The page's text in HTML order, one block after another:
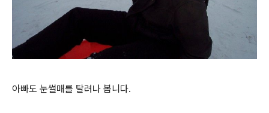
아빠도 눈썰매를 탈려나 봅니다.